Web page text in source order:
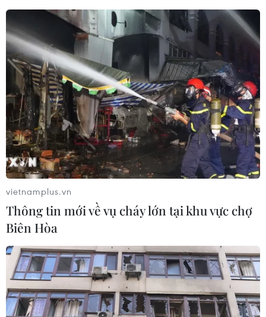
Nhiều cửa khẩu phụ trên địa bàn tỉnh
Lạng Sơn vẫn chưa thể mở cửa
26/05/2020 11:10
Đến thời điểm này, Lạng Sơn vẫn chỉ có 2 cửa khẩu phụ
đang hoạt động thông quan xuất nhập khẩu là Tân
Thanh và Cốc Nam; còn các cửa khẩu phụ khác trên
tuyến biên giới vẫn chưa hoạt động trở lại. .
vietnamplus.vn
Thông tin mới về vụ cháy lớn tại khu vực chợ
Biên Hòa